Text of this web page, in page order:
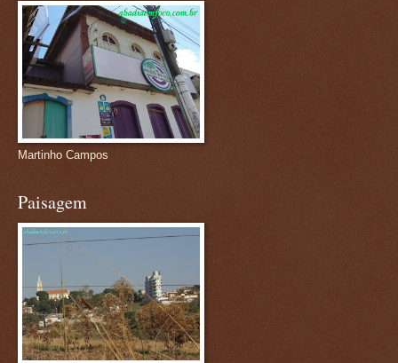
Martinho Campos
Paisagem